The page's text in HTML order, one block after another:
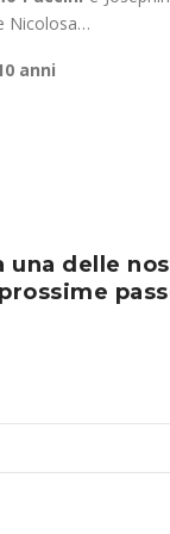
Nicolosa…
anni
delle